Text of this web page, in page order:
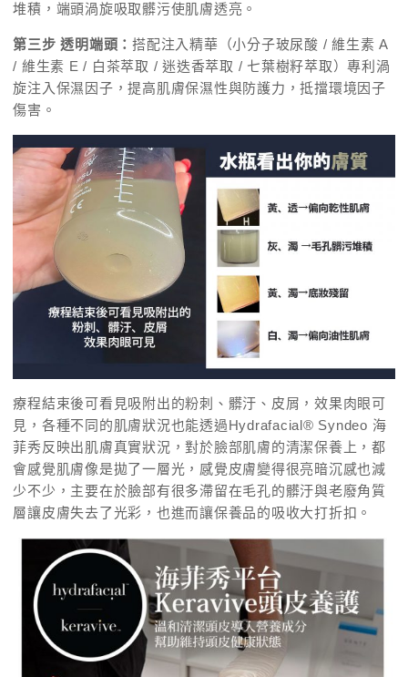
堆積，端頭渦旋吸取髒污使肌膚透亮。
第三步 透明端頭：搭配注入精華（小分子玻尿酸 / 維生素 A
/ 維生素 E / 白茶萃取 / 迷迭香萃取 / 七葉樹籽萃取）專利渦
旋注入保濕因子，提高肌膚保濕性與防護力，抵擋環境因子
傷害。
療程結束後可看見吸附出的粉刺、髒汙、皮屑，效果肉眼可
見，各種不同的肌膚狀況也能透過Hydrafacial® Syndeo 海
菲秀反映出肌膚真實狀況，對於臉部肌膚的清潔保養上，都
會感覺肌膚像是拋了一層光，感覺皮膚變得很亮暗沉感也減
少不少，主要在於臉部有很多滯留在毛孔的髒汙與老廢角質
層讓皮膚失去了光彩，也進而讓保養品的吸收大打折扣。